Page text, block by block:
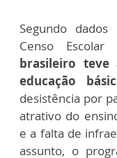
Segundo
Censo
brasileiro
educação
desistência por
atrativo do
e a falta de
assunto, o